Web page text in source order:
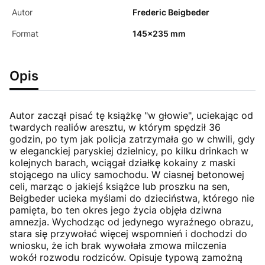
Autor Frederic Beigbeder
Format 145x235 mm
Opis
Autor zaczął pisać tę książkę "w głowie", uciekając od
twardych realiów aresztu, w którym spędził 36
godzin, po tym jak policja zatrzymała go w chwili, gdy
w eleganckiej paryskiej dzielnicy, po kilku drinkach w
kolejnych barach, wciągał działkę kokainy z maski
stojącego na ulicy samochodu. W ciasnej betonowej
celi, marząc o jakiejś książce lub proszku na sen,
Beigbeder ucieka myślami do dzieciństwa, którego nie
pamięta, bo ten okres jego życia objęła dziwna
amnezja. Wychodząc od jedynego wyraźnego obrazu,
stara się przywołać więcej wspomnień i dochodzi do
wniosku, że ich brak wywołała zmowa milczenia
wokół rozwodu rodziców. Opisuje typową zamożną